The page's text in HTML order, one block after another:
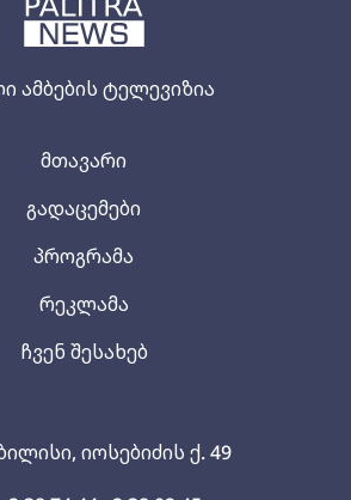
ამბების ტელევიზია
იოსებიძის ქ. 49
მთავარი
გადაცემები
პროგრამა
რეკლამა
ჩვენ შესახებ